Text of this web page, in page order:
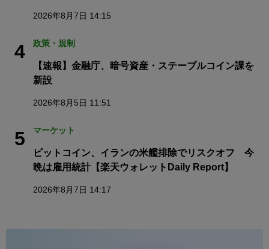
2026年8月7日 14:15
4 政策・規制
【速報】金融庁、暗号資産・ステーブルコイン課を
新設
2026年8月5日 11:51
5 マーケット
ビットコイン、イランの米艦排除でリスクオフ 今
晩は雇用統計【楽天ウォレットDaily Report】
2026年8月7日 14:17